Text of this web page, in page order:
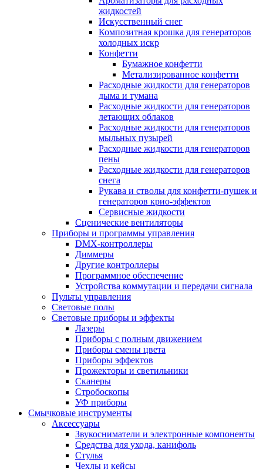
жидкостей
Искусственный снег
Композитная крошка для генераторов
холодных искр
Конфетти
Бумажное конфетти
Метализированное конфетти
Расходные жидкости для генераторов
дыма и тумана
Расходные жидкости для генераторов
летающих облаков
Расходные жидкости для генераторов
мыльных пузырей
Расходные жидкости для генераторов
пены
Расходные жидкости для генераторов
снега
Рукава и стволы для конфетти-пушек и
генераторов крио-эффектов
Сервисные жидкости
Сценические вентиляторы
Приборы и программы управления
DMX-контроллеры
Диммеры
Другие контроллеры
Программное обеспечение
Устройства коммутации и передачи сигнала
Пульты управления
Световые полы
Световые приборы и эффекты
Лазеры
Приборы с полным движением
Приборы смены цвета
Приборы эффектов
Прожекторы и светильники
Сканеры
Стробоскопы
УФ приборы
Смычковые инструменты
Аксессуары
Звукосниматели и электронные компоненты
Средства для ухода, канифоль
Стулья
Чехлы и кейсы